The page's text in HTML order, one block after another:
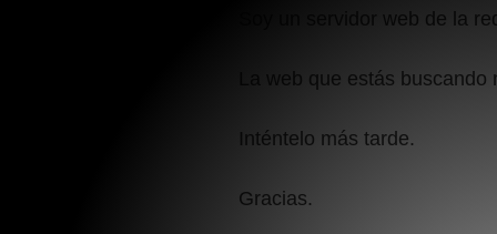
Soy un servidor web de la
La web que estás
Inténtelo más tarde.
Gracias.